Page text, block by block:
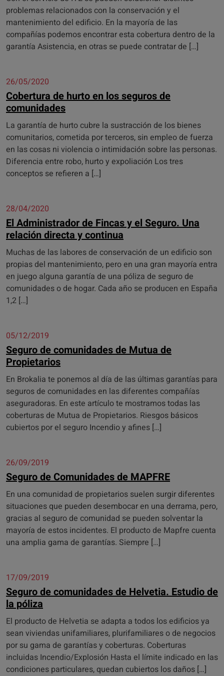
problemas relacionados con la conservación y el
mantenimiento del edificio. En la mayoría de las
compañías podemos encontrar esta cobertura dentro de la
garantía Asistencia, en otras se puede contratar de […]
26/05/2020
Cobertura de hurto en los seguros de
comunidades
La garantía de hurto cubre la sustracción de los bienes
comunitarios, cometida por terceros, sin empleo de fuerza
en las cosas ni violencia o intimidación sobre las personas.
Diferencia entre robo, hurto y expoliación Los tres
conceptos se refieren a […]
28/04/2020
El Administrador de Fincas y el Seguro. Una
relación directa y continua
Muchas de las labores de conservación de un edificio son
propias del mantenimiento, pero en una gran mayoría entra
en juego alguna garantía de una póliza de seguro de
comunidades o de hogar. Cada año se producen en España
1,2 […]
05/12/2019
Seguro de comunidades de Mutua de
Propietarios
En Brokalia te ponemos al día de las últimas garantías para
seguros de comunidades en las diferentes compañías
aseguradoras. En este artículo te mostramos todas las
coberturas de Mutua de Propietarios. Riesgos básicos
cubiertos por el seguro Incendio y afines […]
26/09/2019
Seguro de Comunidades de MAPFRE
En una comunidad de propietarios suelen surgir diferentes
situaciones que pueden desembocar en una derrama, pero,
gracias al seguro de comunidad se pueden solventar la
mayoría de estos incidentes. El producto de Mapfre cuenta
una amplia gama de garantías. Siempre […]
17/09/2019
Seguro de comunidades de Helvetia. Estudio de
la póliza
El producto de Helvetia se adapta a todos los edificios ya
sean viviendas unifamiliares, plurifamiliares o de negocios
por su gama de garantías y coberturas. Coberturas
incluidas Incendio/Explosión Hasta el límite indicado en las
condiciones particulares, quedan cubiertos los daños […]